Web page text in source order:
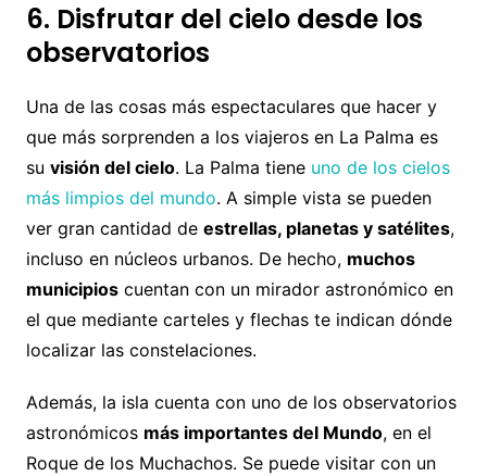
6. Disfrutar del cielo desde los
observatorios
Una de las cosas más espectaculares que hacer y
que más sorprenden a los viajeros en La Palma es
su visión del cielo. La Palma tiene uno de los cielos
más limpios del mundo. A simple vista se pueden
ver gran cantidad de estrellas, planetas y satélites,
incluso en núcleos urbanos. De hecho, muchos
municipioscuentan con un mirador astronómico en
el que mediante carteles y flechas te indican dónde
localizar las constelaciones.
Además, la isla cuenta con uno de los observatorios
astronómicos más importantes del Mundo, en el
Roque de los Muchachos. Se puede visitar con un